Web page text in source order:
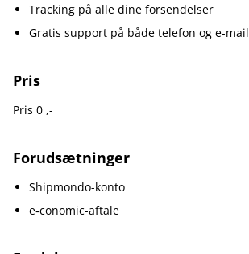
Tracking på alle dine forsendelser
Gratis support på både telefon og e-mail
Pris
Pris 0 ,-
Forudsætninger
Shipmondo-konto
e‑conomic-aftale